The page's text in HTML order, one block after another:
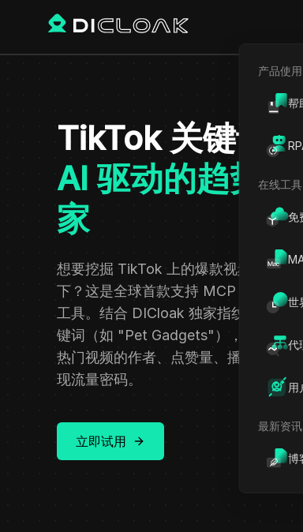
产品使用
帮
在线工具
免
世
代
用
最新资讯
博
TikTok 关键词视
AI 驱动的趋势
家
想要挖掘 TikTok 上的爆款视频趋势，
下？这是全球首款支持 MCP 协议的
工具。结合 DICloak 独家指纹混淆技术
键词（如 "Pet Gadgets"），即可模拟
热门视频的作者、点赞量、播放数及发
现流量密码。
立即试用